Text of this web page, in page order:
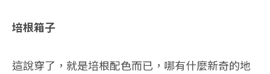
培根箱子
這說穿了，就是培根配色而已，哪有什麼新奇的地